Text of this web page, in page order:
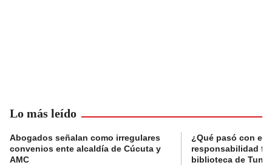
Lo más leído
Abogados señalan como irregulares
convenios ente alcaldía de Cúcuta y
AMC
¿Qué pasó con el
responsabilidad
biblioteca de